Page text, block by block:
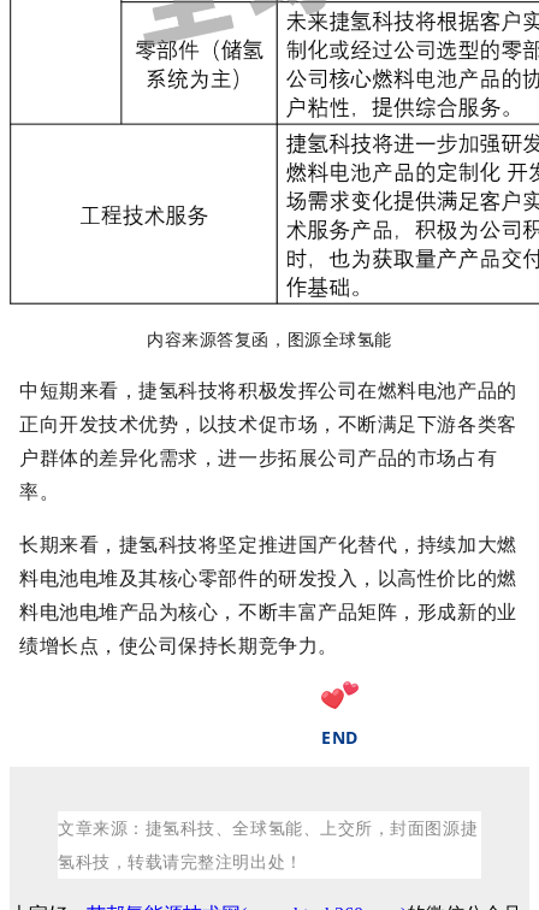
内容来源答复函，图源全球氢能
中短期来看，捷氢科技将积极发挥公司在燃料电池产品的
正向开发技术优势，以技术促市场，不断满足下游各类客
户群体的差异化需求，进一步拓展公司产品的市场占有
率。
长期来看，捷氢科技将坚定推进国产化替代，持续加大燃
料电池电堆及其核心零部件的研发投入，以高性价比的燃
料电池电堆产品为核心，不断丰富产品矩阵，形成新的业
绩增长点，使公司保持长期竞争力。
END
文章来源：捷氢科技、全球氢能、上交所，封面图源捷
氢科技，转载请完整注明出处！